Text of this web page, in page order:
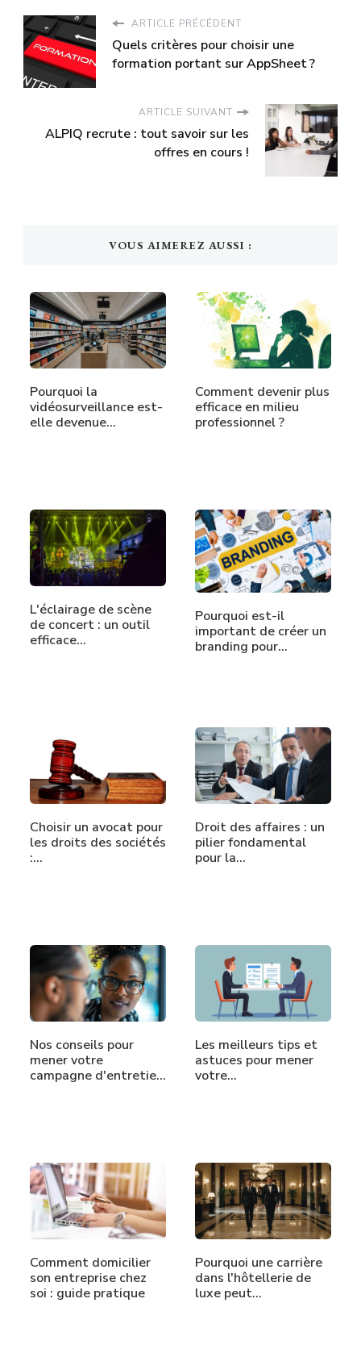
ARTICLE PRÉCÉDENT
Quels critères pour choisir une
formation portant sur AppSheet ?
ARTICLE SUIVANT
ALPIQ recrute : tout savoir sur les
offres en cours !
VOUS AIMEREZ AUSSI :
Pourquoi la
vidéosurveillance est-
elle devenue…
Comment devenir plus
efficace en milieu
professionnel ?
L'éclairage de scène
de concert : un outil
efficace…
Pourquoi est-il
important de créer un
branding pour…
Choisir un avocat pour
les droits des sociétés
:…
Droit des affaires : un
pilier fondamental
pour la…
Nos conseils pour
mener votre
campagne d'entretien
Les meilleurs tips et
astuces pour mener
votre…
Comment domicilier
son entreprise chez
soi : guide pratique
Pourquoi une carrière
dans l'hôtellerie de
luxe peut…